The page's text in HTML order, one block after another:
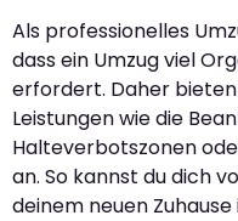
Als professionelles
dass ein Umzug viel
erfordert. Daher
Leistungen wie die
Halteverbotszonen
an. So kannst du dich
deinem neuen